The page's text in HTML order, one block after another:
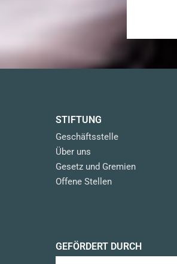
STIFTUNG
Geschäftsstelle
Über uns
Gesetz und Gremien
Offene Stellen
GEFÖRDERT DURCH